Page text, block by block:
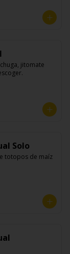
jitomate
Solo
totopos de maíz